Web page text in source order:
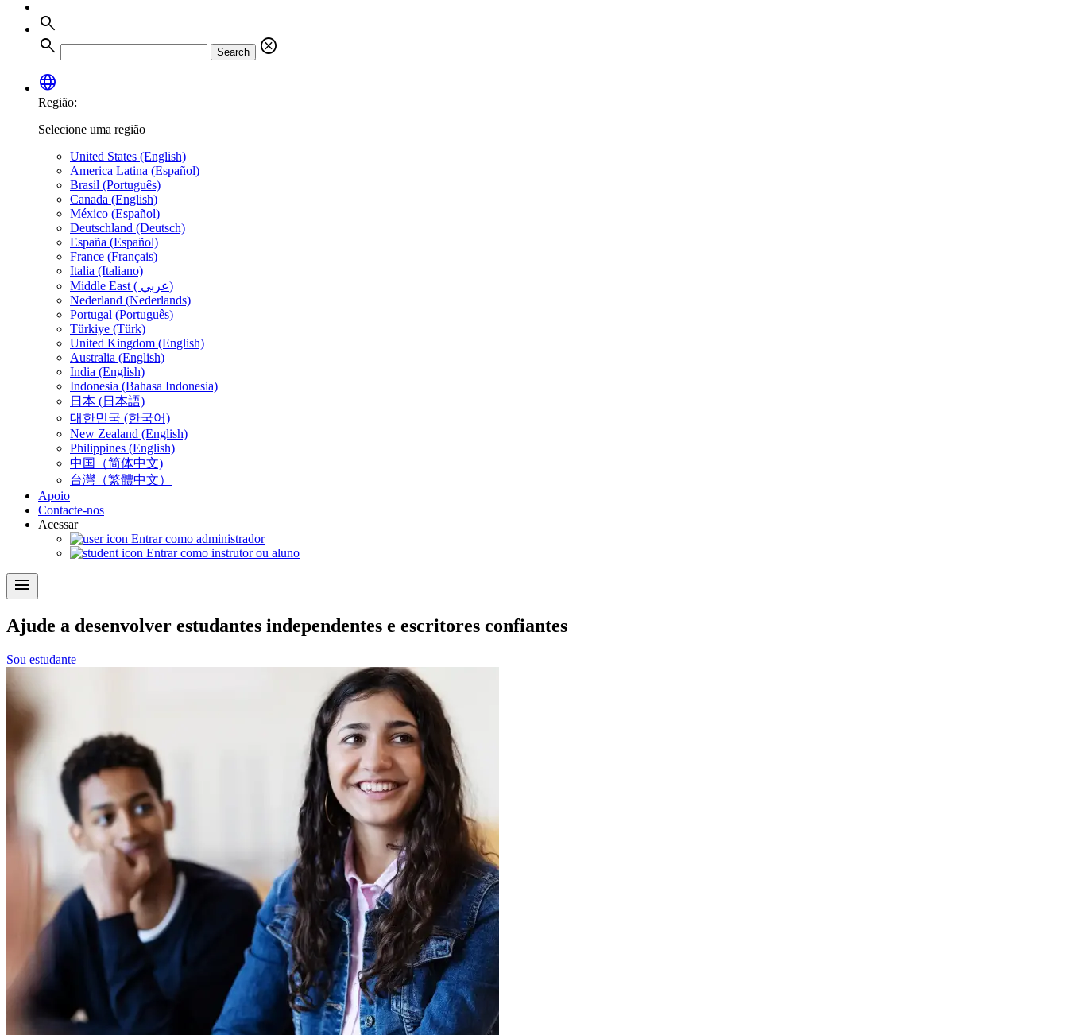
search
search
Search
cancel
language
Região:
Selecione uma região
United States (English)
America Latina (Español)
Brasil (Português)
Canada (English)
México (Español)
Deutschland (Deutsch)
España (Español)
France (Français)
Italia (Italiano)
Middle East ( عربي)
Nederland (Nederlands)
Portugal (Português)
Türkiye (Türk)
United Kingdom (English)
Australia (English)
India (English)
Indonesia (Bahasa Indonesia)
日本 (日本語)
대한민국 (한국어)
New Zealand (English)
Philippines (English)
中国（简体中文)
台灣（繁體中文）
Apoio
Contacte-nos
Acessar
Entrar como administrador
Entrar como instrutor ou aluno
menu
Ajude a desenvolver estudantes independentes e escritores confiantes
Sou estudante